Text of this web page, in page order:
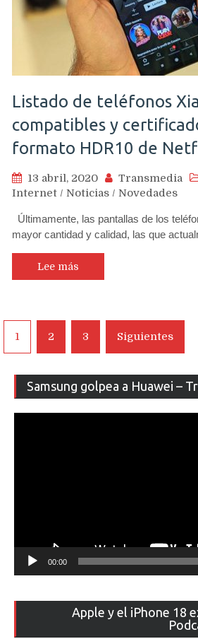
Listado de teléfonos
compatibles y
formato HDR10 de
13 abril, 2020 Transmedia
Internet / Noticias / Novedades
Últimamente, las pantallas de los
mayor cantidad y calidad, las que
Lee más
Navegación
de
entradas
1 2 3 Siguientes
Samsung golpea a Huawei –
00:00
Apple y el iPhone 18